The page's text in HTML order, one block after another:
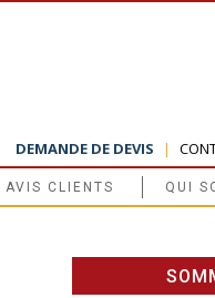
DEMANDE DE DEVIS |
AVIS CLIENTS QUI